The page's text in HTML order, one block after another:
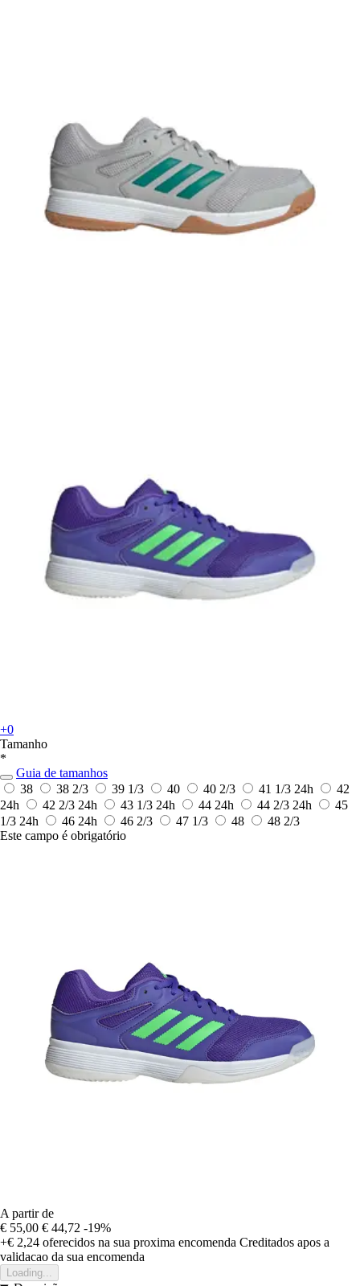
+0
Tamanho
*
Guia de tamanhos
38
38 2/3 39 1/3 40 40 2/3 41 1/3 24h
42
24h
42 2/3 24h 43 1/3 24h 44 24h 44 2/3 24h
45
1/3 24h 46 24h 46 2/3 47 1/3 48
48 2/3
Este campo é obrigatório
A partir de
€ 55,00 € 44,72 -19%
+€ 2,24 oferecidos na sua proxima encomenda Creditados apos a
validacao da sua encomenda
Loading...